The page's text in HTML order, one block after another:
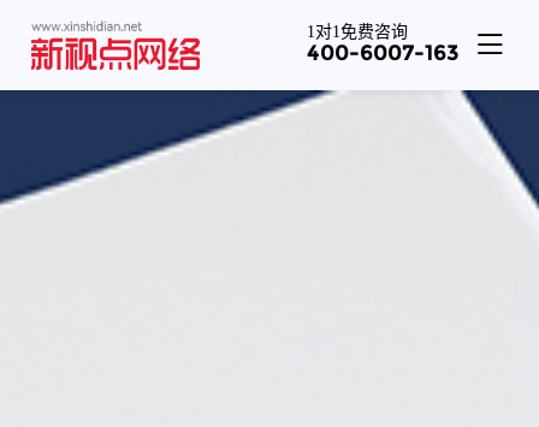
1对1免费咨询
400-6007-163